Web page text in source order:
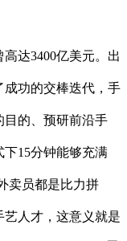
达3400亿美元。出
成功的交棒迭代，手
目的、预研前沿手
15分钟能够充满
卖员都是比力拼
人才，这意义就是